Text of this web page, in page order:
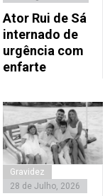
Ator Rui de Sá
internado de
urgência com
enfarte
Gravidez
28 de Julho, 2026